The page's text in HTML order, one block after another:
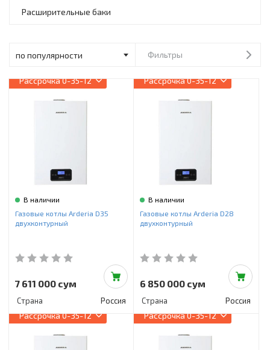
Расширительные баки
Фильтры
Рассрочка0-35-12
В наличии
Газовые котлы Arderia D35
двухконтурный
7 611 000 сум
Страна Россия
Рассрочка0-35-12
В наличии
Газовые котлы Arderia D28
двухконтурный
6 850 000 сум
Страна Россия
Рассрочка0-35-12 Рассрочка0-35-12